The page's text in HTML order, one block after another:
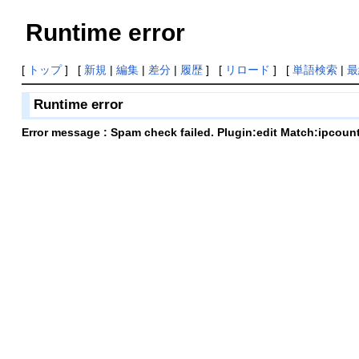
Runtime error
[ トップ] [ 新規 | 編集| 差分| 履歴] [ リロード ] [ 単語検索|
Runtime error
Error message : Spam check failed. Plugin:edit